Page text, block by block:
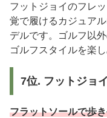
フットジョイのフレ
覚で履けるカジュア
デルです。ゴルフ以
ゴルフスタイルを楽
7位. フットジョ
フラットソールで歩